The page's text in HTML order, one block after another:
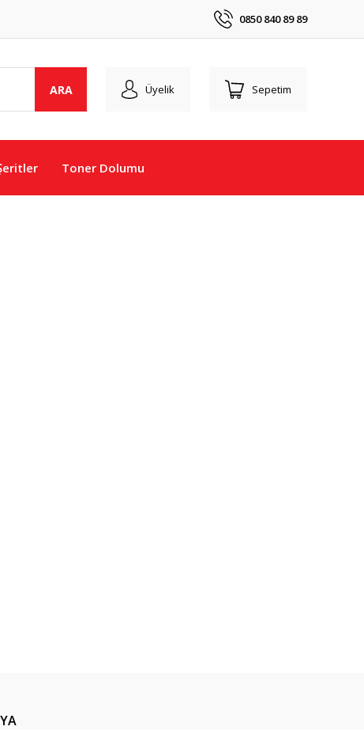
0850 840 89 89
ARA Üyelik Sepetim
Toner Dolumu